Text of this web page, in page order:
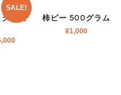
SALE!
ス大
柿ピー 500グラム
¥1,000